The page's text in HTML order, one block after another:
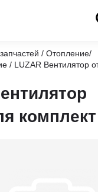
/ Отопление/
/ LUZAR Вентилятор
комплект